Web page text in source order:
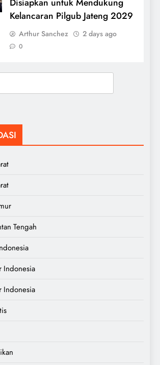
Disiapkan untuk Mendukung
Kelancaran Pilgub Jateng 2029
Arthur Sanchez 2 days ago
0
Tengah
Indonesia
Indonesia